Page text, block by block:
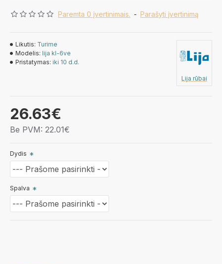
Paremta 0 įvertinimais. - Parašyti įvertinimą
26.63€
Be PVM: 22.01€
Likutis: Turime
Modelis: lija kl-6ve
Pristatymas: iki 10 d.d.
Lija rūbai
Dydis
Spalva